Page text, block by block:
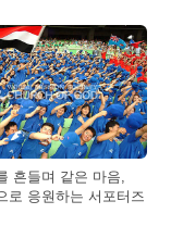
흔들며 같은 마음,
로 응원하는 서포터즈